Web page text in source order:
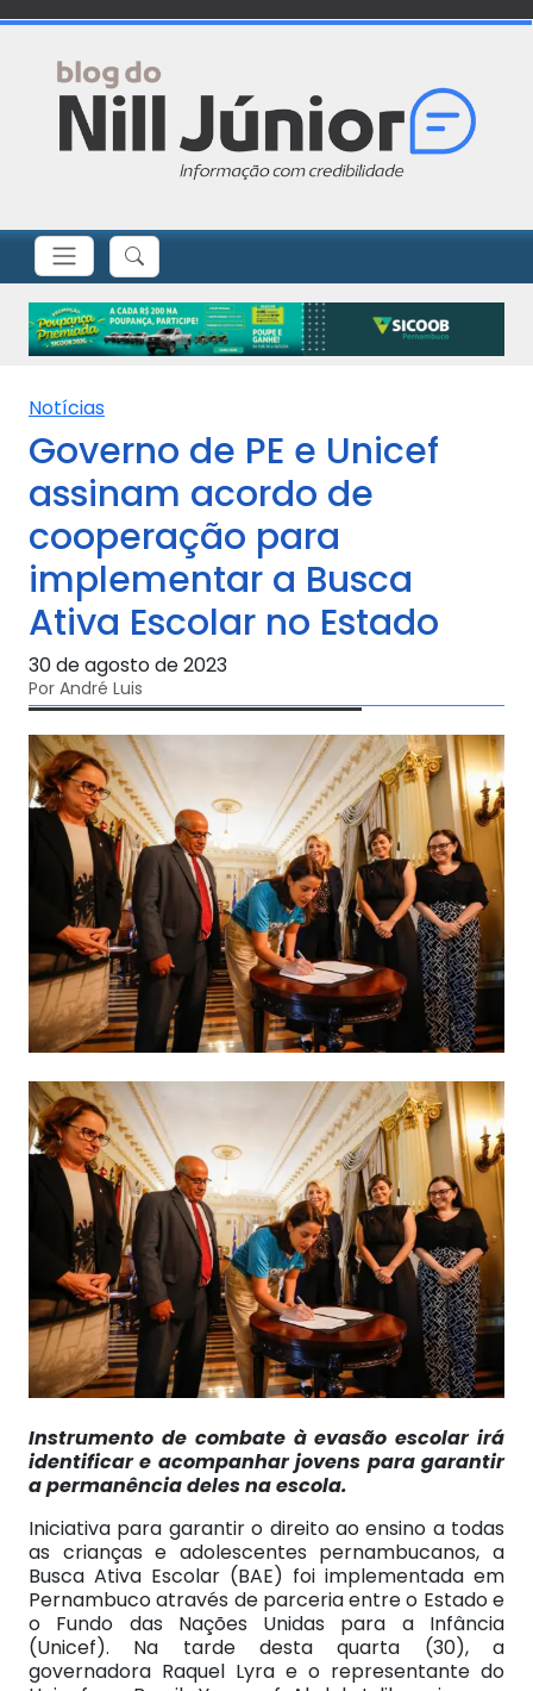
Notícias
Governo de PE e Unicef
assinam acordo de
cooperação para
implementar a Busca
Ativa Escolar no Estado
30 de agosto de 2023
Por André Luis
Instrumento de combate à evasão escolar irá
identificar e acompanhar jovens para garantir
a permanência deles na escola.
Iniciativa para garantir o direito ao ensino a todas
as crianças e adolescentes pernambucanos, a
Busca Ativa Escolar (BAE) foi implementada em
Pernambuco através de parceria entre o Estado e
o Fundo das Nações Unidas para a Infância
(Unicef). Na tarde desta quarta (30), a
governadora Raquel Lyra e o representante do